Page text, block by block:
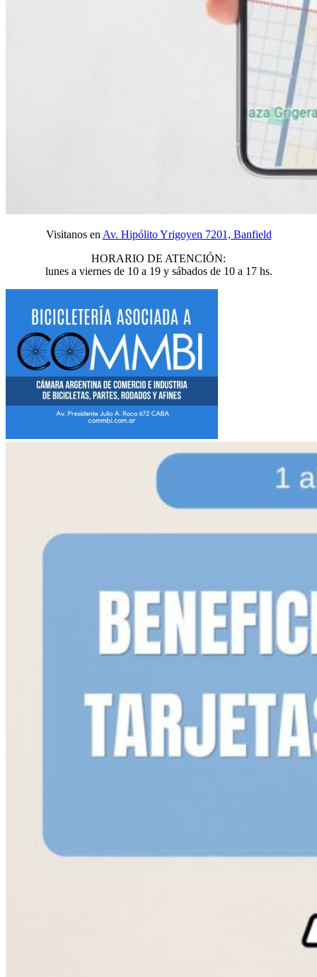
Visitanos en Av. Hipólito Yrigoyen 7201, Banfield
HORARIO DE ATENCIÓN:
lunes a viernes de 10 a 19 y sábados de 10 a 17 hs.